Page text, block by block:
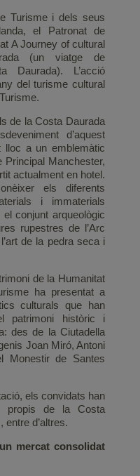
Turisme i dels seus
el Patronat de
A Journey of cultural
(un viatge de
Daurada). L’acció
del turisme cultural
de la Costa Daurada
d’aquest
lloc a un emblemàtic
Principal Manchester,
actualment en hotel.
els diferents
i immaterials
conjunt arqueològic
rupestres de l’Arc
de la pedra seca i
de la Humanitat
ha presentat a
culturals que han
patrimoni històric i
des de la Ciutadella
Joan Miró, Antoni
Monestir de Santes
els convidats han
propis de la Costa
d’altres.
mercat consolidat